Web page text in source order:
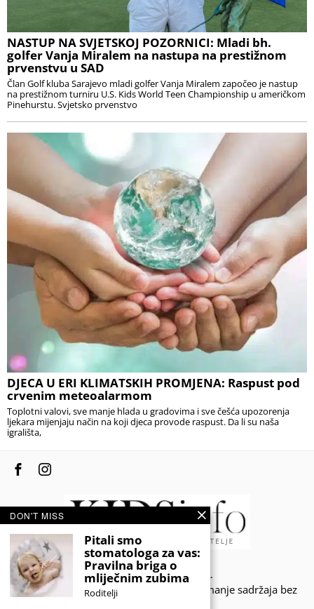
NASTUP NA SVJETSKOJ POZORNICI: Mladi bh.
golfer Vanja Miralem na nastupa na prestižnom
prvenstvu u SAD
Član Golf kluba Sarajevo mladi golfer Vanja Miralem započeo je nastup
na prestižnom turniru U.S. Kids World Teen Championship u američkom
Pinehurstu. Svjetsko prvenstvo
DJECA U ERI KLIMATSKIH PROMJENA: Raspust pod
crvenim meteoalarmom
Toplotni valovi, sve manje hlada u gradovima i sve češća upozorenja
ljekara mijenjaju način na koji djeca provode raspust. Da li su naša
igrališta,
© 2020 - KIDSINFO.BA.
Sva prava zadržana. Zabranjeno preuzimanje sadržaja bez
DON'T MISS
Pitali smo
stomatologa za vas:
Pravilna briga o
mliječnim zubima
Roditelji